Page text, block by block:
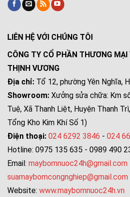
LIÊN HỆ VỚI CHÚNG TÔI
CÔNG TY CỔ PHẦN THƯƠNG MẠI
THỊNH VƯƠNG
Địa chỉ: Tổ 12, phường Yên Nghĩa,
Showroom: Xưởng sửa chữa: Km
Tuệ, Xã Thanh Liệt, Huyện Thanh
Tổng Kho Kim Khí Số 1)
Điện thoại: 024 6292 3846 - 024
Hotline: 0975 135 635 - 0989 490
Email: maybomnuoc24h@gmail.com
suamaybomcongnghiep@gmail.com
Website: www.maybomnuoc24h.vn